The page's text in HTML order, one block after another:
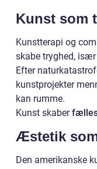
Kunst som
Kunstterapi og
skabe tryghed,
Efter
kunstprojekter
kan rumme.
Kunst skaber
Æstetik
Den amerikanske